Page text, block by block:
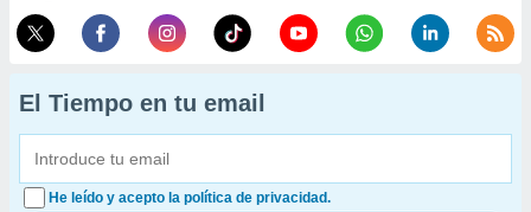
El Tiempo en tu email
He leído y acepto la política de privacidad.